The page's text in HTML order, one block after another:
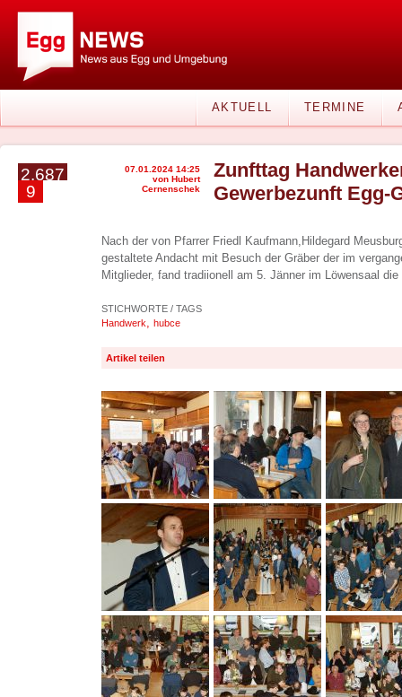
AKTUELL TERMINE
2.687
9
07.01.2024 14:25
von Hubert
Cernenschek
Zunfttag
Gewerbezunft Egg-
Nach der von Pfarrer Friedl Kaufmann,Hildegard
gestaltete Andacht mit Besuch der Gräber der im
Mitglieder, fand tradiionell am 5. Jänner im Löwensaal
STICHWORTE / TAGS
Handwerk, hubce
Artikel teilen